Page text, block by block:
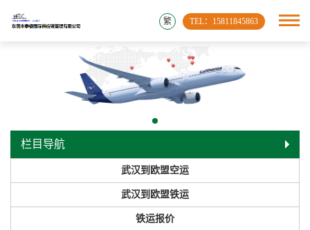
TEL：15811845863
繁
栏目导航
武汉到欧盟空运
武汉到欧盟铁运
铁运报价